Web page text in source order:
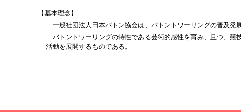
【基本理念】
一般社団法人日本バトン協会は、バトントワーリングの普及発
バトントワーリングの特性である芸術的感性を育み、且つ、競
活動を展開する ものである。